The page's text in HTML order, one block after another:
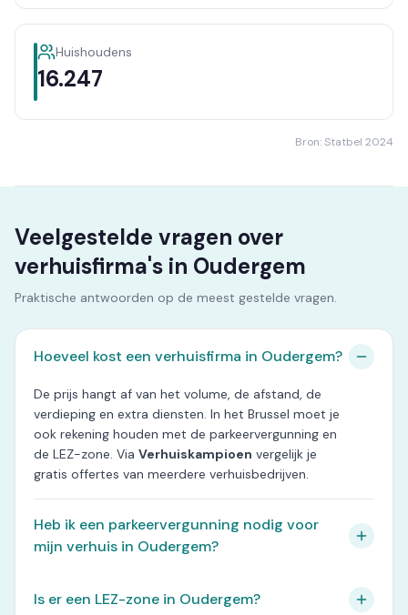
Huishoudens
16.247
Bron: Statbel 2024
Veelgestelde vragen over
verhuisfirma's in Oudergem
Praktische antwoorden op de meest gestelde vragen.
Hoeveel kost een verhuisfirma in Oudergem?
De prijs hangt af van het volume, de afstand, de
verdieping en extra diensten. In het Brussel moet je
ook rekening houden met de parkeervergunning en
de LEZ-zone. Via Verhuiskampioen vergelijk je
gratis offertes van meerdere verhuisbedrijven.
Heb ik een parkeervergunning nodig voor
mijn verhuis in Oudergem?
Is er een LEZ-zone in Oudergem?